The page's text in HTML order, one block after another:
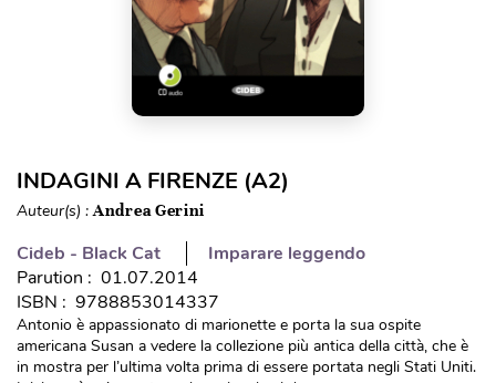
INDAGINI A FIRENZE (A2)
Auteur(s) :Andrea Gerini
Cideb - Black Cat
Imparare leggendo
Parution : 01.07.2014
ISBN : 9788853014337
Antonio è appassionato di marionette e porta la sua ospite
americana Susan a vedere la collezione più antica della città, che è
in mostra per l’ultima volta prima di essere portata negli Stati Uniti.